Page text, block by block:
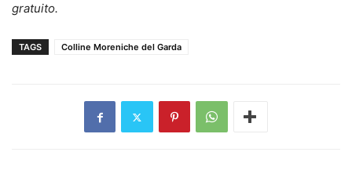
gratuito.
TAGS Colline Moreniche del Garda